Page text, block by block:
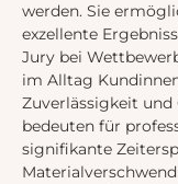
werden. Sie
exzellente
Jury bei
im Alltag
Zuverlässigkeit
bedeuten für
signifikante